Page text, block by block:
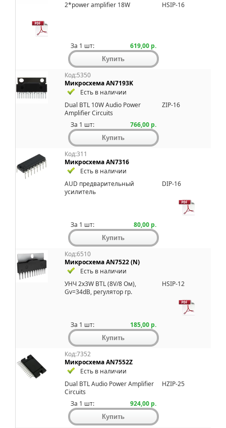
2*power amplifier 18W
HSIP-16
За 1 шт: 619,00 р.
Код:5350
Микросхема AN7193K
Есть в наличии
Dual BTL 10W Audio Power
Amplifier Circuits
ZIP-16
За 1 шт: 766,00 р.
Код:311
Микросхема AN7316
Есть в наличии
AUD пpедварительный
усилитель
DIP-16
За 1 шт: 80,00 р.
Код:6510
Микросхема AN7522 (N)
Есть в наличии
УНЧ 2x3W BTL (8V/8 Ом),
Gv=34dB, pегулятоp гp.
HSIP-12
За 1 шт: 185,00 р.
Код:7352
Микросхема AN7552Z
Есть в наличии
Dual BTL Audio Power Amplifier
Circuits
HZIP-25
За 1 шт: 924,00 р.